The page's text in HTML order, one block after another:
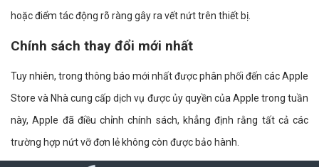
hoặc điểm tác động rõ ràng gây ra vết nứt trên thiết bị.
Chính sách thay đổi mới nhất
Tuy nhiên, trong thông báo mới nhất được phân phối đến các Apple
Store và Nhà cung cấp dịch vụ được ủy quyền của Apple trong tuần
này, Apple đã điều chỉnh chính sách, khẳng định rằng tất cả các
trường hợp nứt vỡ đơn lẻ không còn được bảo hành.